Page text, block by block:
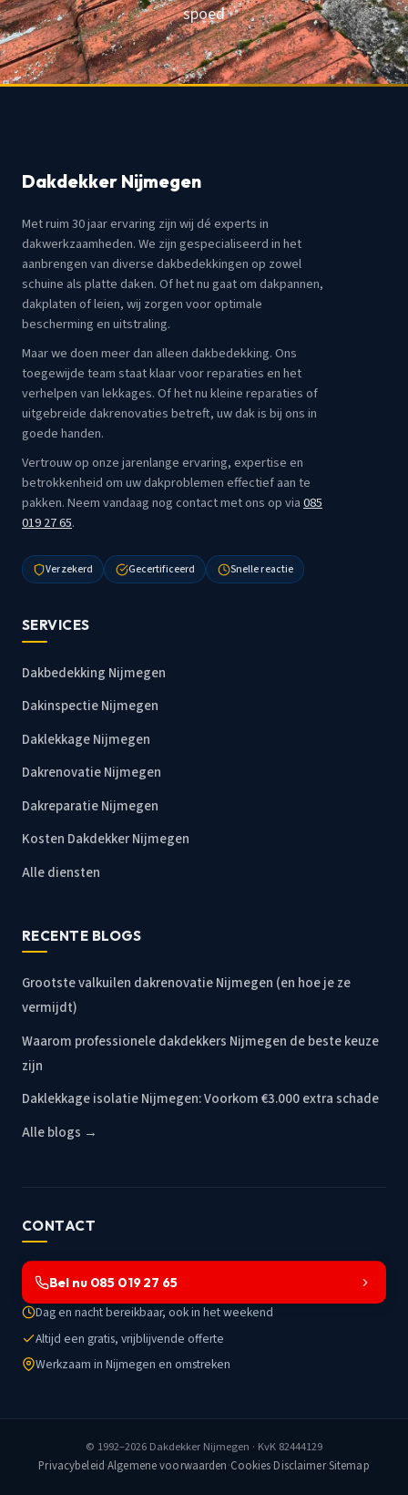
spoed
Dakdekker Nijmegen
Met ruim 30 jaar ervaring zijn wij dé experts in
dakwerkzaamheden. We zijn gespecialiseerd in het
aanbrengen van diverse dakbedekkingen op zowel
schuine als platte daken. Of het nu gaat om dakpannen,
dakplaten of leien, wij zorgen voor optimale
bescherming en uitstraling.
Maar we doen meer dan alleen dakbedekking. Ons
toegewijde team staat klaar voor reparaties en het
verhelpen van lekkages. Of het nu kleine reparaties of
uitgebreide dakrenovaties betreft, uw dak is bij ons in
goede handen.
Vertrouw op onze jarenlange ervaring, expertise en
betrokkenheid om uw dakproblemen effectief aan te
pakken. Neem vandaag nog contact met ons op via085
019 27 65.
Verzekerd Gecertificeerd Snelle reactie
SERVICES
Dakbedekking Nijmegen
Dakinspectie Nijmegen
Daklekkage Nijmegen
Dakrenovatie Nijmegen
Dakreparatie Nijmegen
Kosten Dakdekker Nijmegen
Alle diensten
RECENTE BLOGS
Grootste valkuilen dakrenovatie Nijmegen (en hoe je ze
vermijdt)
Waarom professionele dakdekkers Nijmegen de beste keuze
zijn
Daklekkage isolatie Nijmegen: Voorkom €3.000 extra schade
Alle blogs →
CONTACT
Bel nu 085 019 27 65
Dag en nacht bereikbaar, ook in het weekend
Altijd een gratis, vrijblijvende offerte
Werkzaam in Nijmegen en omstreken
© 1992–2026 Dakdekker Nijmegen · KvK 82444129
Privacybeleid·Algemene voorwaarden·Cookies·Disclaimer·Sitemap